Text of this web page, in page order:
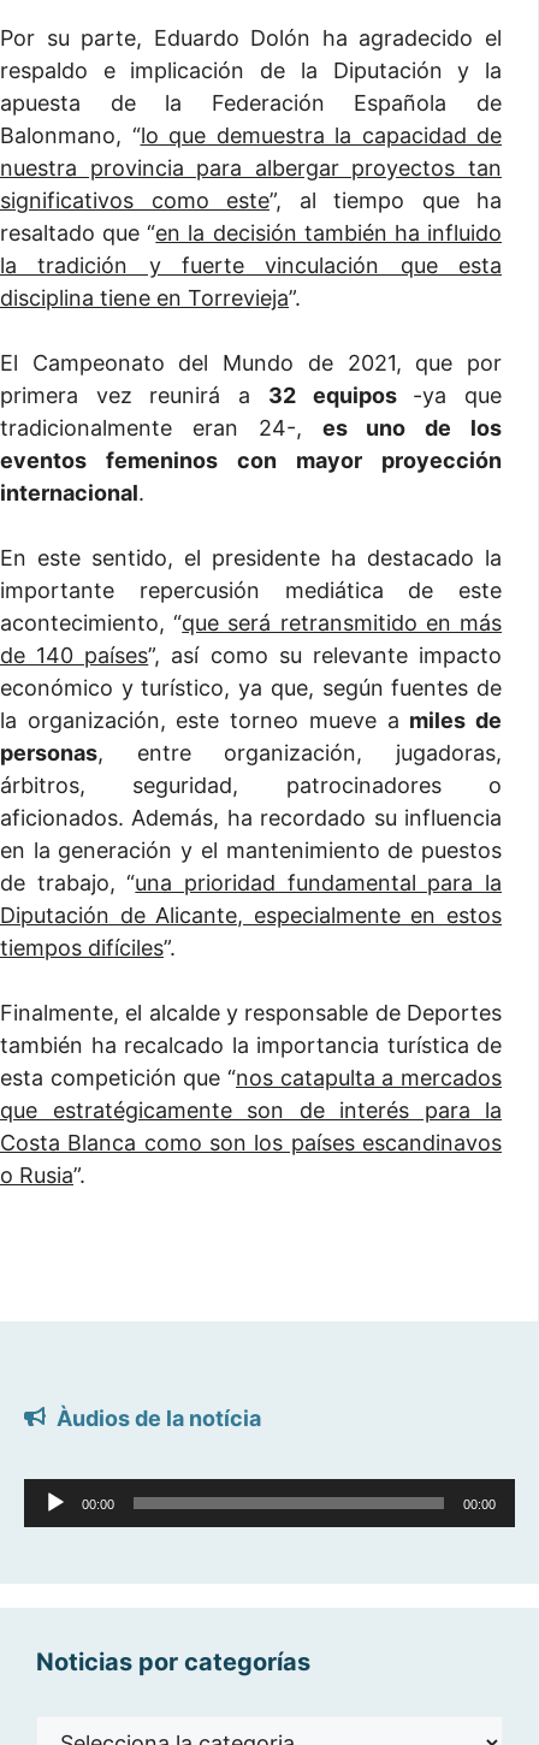
Por su parte, Eduardo Dolón ha agradecido el
respaldo e implicación de la Diputación y la
apuesta de la Federación Española de
Balonmano, “lo que demuestra la capacidad de
nuestra provincia para albergar proyectos tan
significativos como este”, al tiempo que ha
resaltado que “en la decisión también ha influido
la tradición y fuerte vinculación que esta
disciplina tiene en Torrevieja”.
El Campeonato del Mundo de 2021, que por
primera vez reunirá a 32 equipos -ya que
tradicionalmente eran 24-, es uno de los
eventos femeninos con mayor proyección
internacional.
En este sentido, el presidente ha destacado la
importante repercusión mediática de este
acontecimiento, “que será retransmitido en más
de 140 países”, así como su relevante impacto
económico y turístico, ya que, según fuentes de
la organización, este torneo mueve a miles de
personas, entre organización, jugadoras,
árbitros, seguridad, patrocinadores o
aficionados. Además, ha recordado su influencia
en la generación y el mantenimiento de puestos
de trabajo, “una prioridad fundamental para la
Diputación de Alicante, especialmente en estos
tiempos difíciles”.
Finalmente, el alcalde y responsable de Deportes
también ha recalcado la importancia turística de
esta competición que “nos catapulta a mercados
que estratégicamente son de interés para la
Costa Blanca como son los países escandinavos
o Rusia”.
Àudios de la notícia
Reproductor
d'àudio
00:00 00:00
Noticias por categorías
Noticias